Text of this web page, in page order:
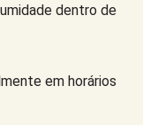
dentro de
em horários